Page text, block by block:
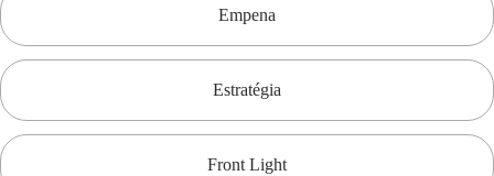
Empena
Estratégia
Front Light